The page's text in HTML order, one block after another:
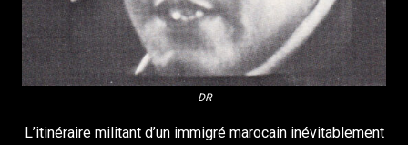
DR
L’itinéraire militant d’un immigré marocain inévitablement